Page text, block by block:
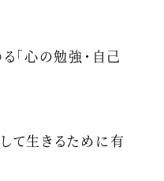
る「心の勉強・自己
て生きるために有